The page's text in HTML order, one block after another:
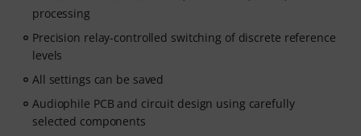
processing
Precision relay-controlled switching of discrete reference
levels
All settings can be saved
Audiophile PCB and circuit design using carefully
selected components